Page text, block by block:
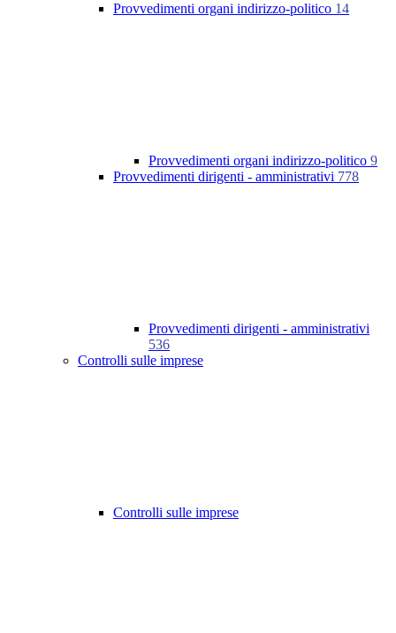
Provvedimenti organi indirizzo-politico 14
Provvedimenti organi indirizzo-politico 9
Provvedimenti dirigenti - amministrativi 778
Provvedimenti dirigenti - amministrativi
536
Controlli sulle imprese
Controlli sulle imprese